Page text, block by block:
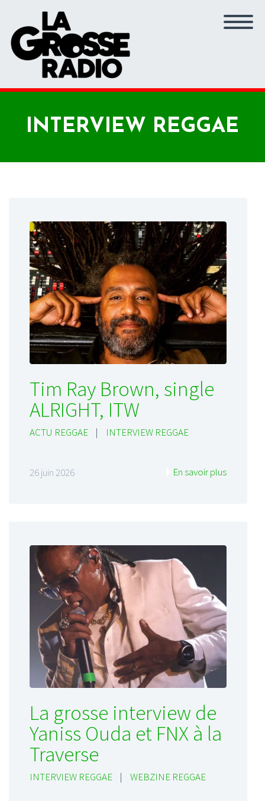
INTERVIEW REGGAE
Tim Ray Brown, single
ALRIGHT, ITW
ACTU REGGAE | INTERVIEW REGGAE
26 juin 2026 En savoir plus
La grosse interview de
Yaniss Ouda et FNX à la
Traverse
INTERVIEW REGGAE | WEBZINE REGGAE